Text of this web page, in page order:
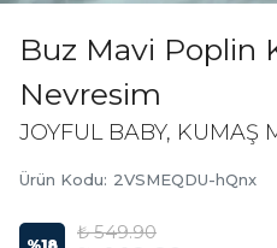
Buz Mavi Poplin
Nevresim
JOYFUL BABY, KUMAŞ
Ürün Kodu: 2VSMEQDU-hQnx
₺ 549.90